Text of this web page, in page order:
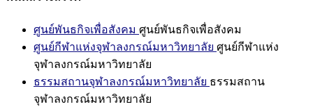
ศูนย์พันธกิจเพื่อสังคม ศูนย์พันธกิจเพื่อสังคม
ศูนย์กีฬาแห่งจุฬาลงกรณ์มหาวิทยาลัย ศูนย์กีฬาแห่ง
จุฬาลงกรณ์มหาวิทยาลัย
ธรรมสถานจุฬาลงกรณ์มหาวิทยาลัย ธรรมสถาน
จุฬาลงกรณ์มหาวิทยาลัย